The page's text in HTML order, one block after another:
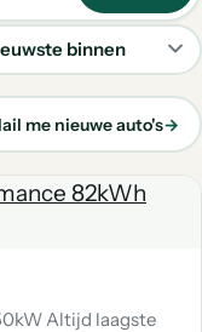
me nieuwe auto's→
Altijd laagste